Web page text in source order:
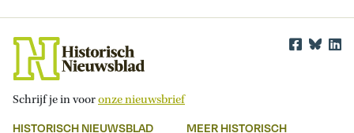
Schrijf je in vooronze nieuwsbrief
HISTORISCH NIEUWSBLAD MEER HISTORISCH